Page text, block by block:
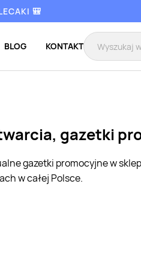
🎒
BLOG KONTAKT
gazetki
gazetki promocyjne w
w całej Polsce.